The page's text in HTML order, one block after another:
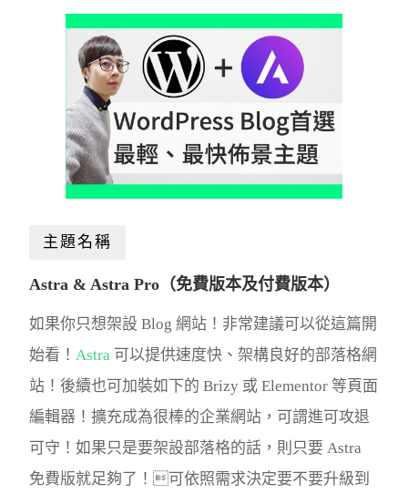
主題名稱
Astra & Astra Pro（免費版本及付費版本）
如果你只想架設 Blog 網站！非常建議可以從這篇開
始看！ Astra 可以提供速度快、架構良好的部落格網
站！後續也可加裝如下的 Brizy 或 Elementor 等頁面
編輯器！擴充成為很棒的企業網站，可謂進可攻退
可守！如果只是要架設部落格的話，則只要 Astra
免費版就足夠了！可依照需求決定要不要升級到